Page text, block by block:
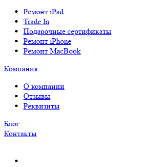
Ремонт iPad
Trade In
Подарочные сертификаты
Ремонт iPhone
Ремонт MacBook
Компания
О компании
Отзывы
Реквизиты
Блог
Контакты